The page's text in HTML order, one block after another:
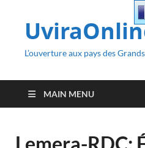
L’ouverture aux pays des
MAIN MENU